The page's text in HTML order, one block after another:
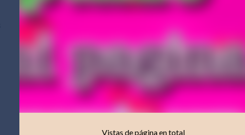
Vistas de página en total